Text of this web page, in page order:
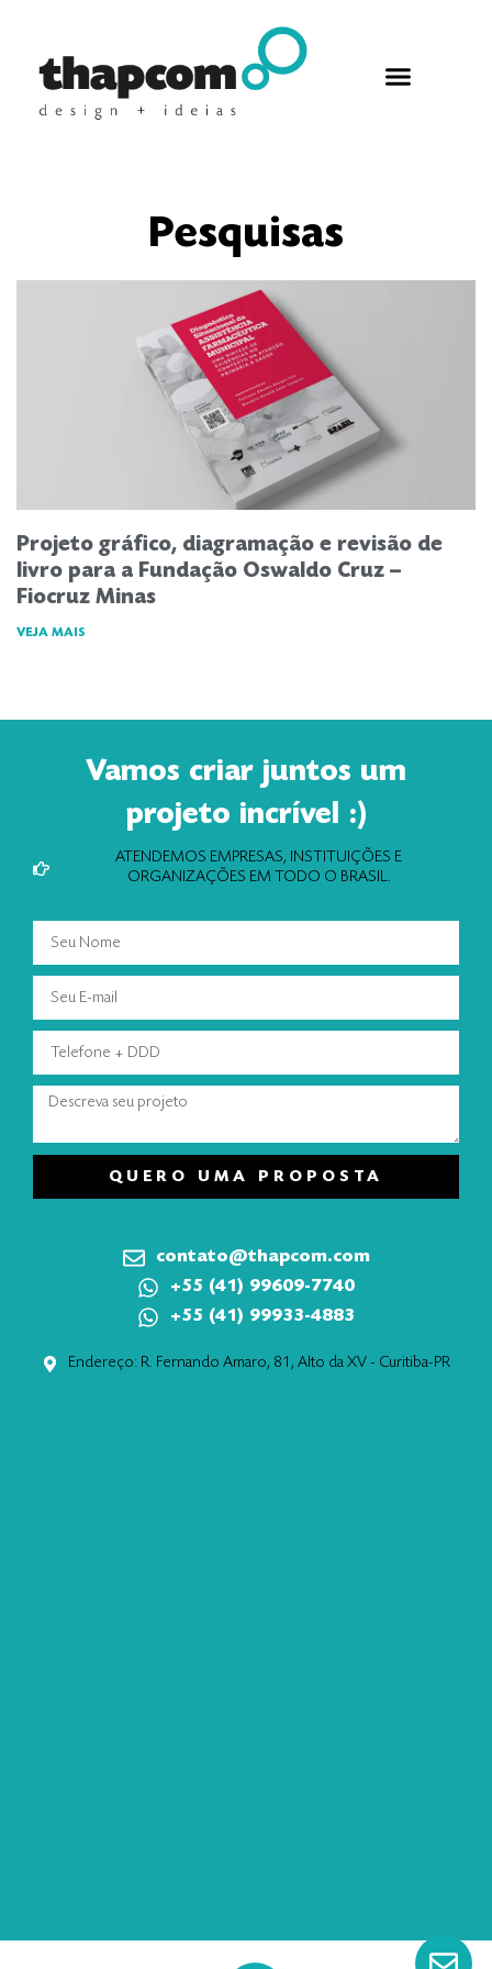
Pesquisas
Projeto gráfico, diagramação e revisão de
livro para a Fundação Oswaldo Cruz –
Fiocruz Minas
VEJA MAIS
Vamos criar juntos um
projeto incrível :)
ATENDEMOS EMPRESAS, INSTITUIÇÕES E
ORGANIZAÇÕES EM TODO O BRASIL.
QUERO UMA PROPOSTA
contato@thapcom.com
+55 (41) 99609-7740
+55 (41) 99933-4883
Endereço: R. Fernando Amaro, 81, Alto da XV - Curitiba-PR